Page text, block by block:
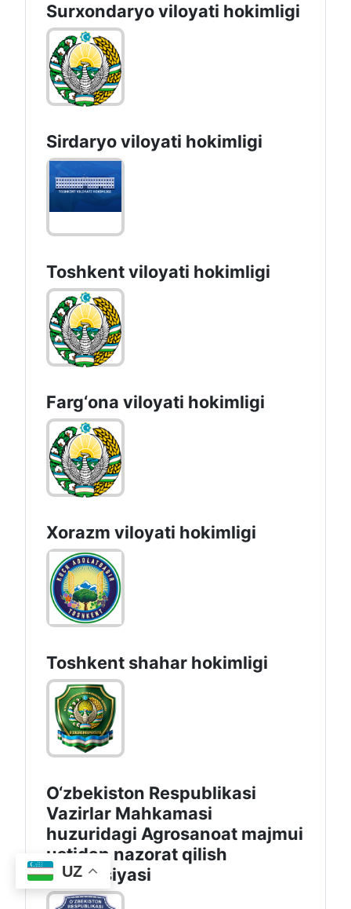
UZ
Surxondaryo vilоyati hоkimligi
Sirdaryo vilоyati hоkimligi
Toshkent vilоyati hоkimligi
Farg‘оnа vilоyati hоkimligi
Xorazm vilоyati hоkimligi
Toshkеnt shаhаr hоkimligi
O‘zbekiston Respublikasi
Vazirlar Mahkamasi
huzuridagi Agrosanoat majmui
ustidan nazorat qilish
inspeksiyasi